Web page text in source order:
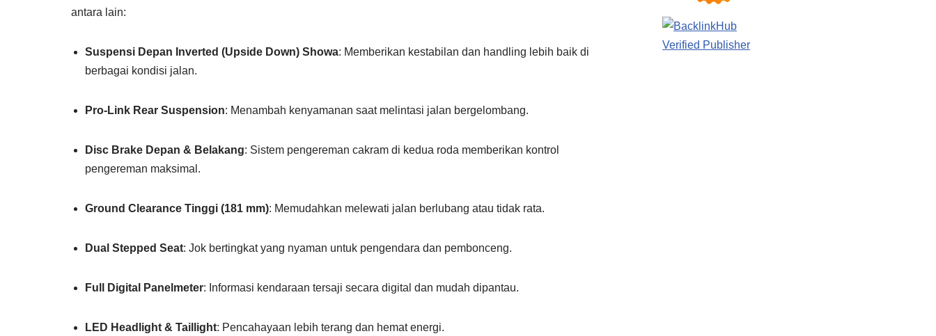
antara lain:
Suspensi Depan Inverted (Upside Down) Showa: Memberikan kestabilan dan handling lebih baik di
berbagai kondisi jalan.
Pro-Link Rear Suspension: Menambah kenyamanan saat melintasi jalan bergelombang.
Disc Brake Depan & Belakang: Sistem pengereman cakram di kedua roda memberikan kontrol
pengereman maksimal.
Ground Clearance Tinggi (181 mm): Memudahkan melewati jalan berlubang atau tidak rata.
Dual Stepped Seat: Jok bertingkat yang nyaman untuk pengendara dan pembonceng.
Full Digital Panelmeter: Informasi kendaraan tersaji secara digital dan mudah dipantau.
LED Headlight & Taillight: Pencahayaan lebih terang dan hemat energi.